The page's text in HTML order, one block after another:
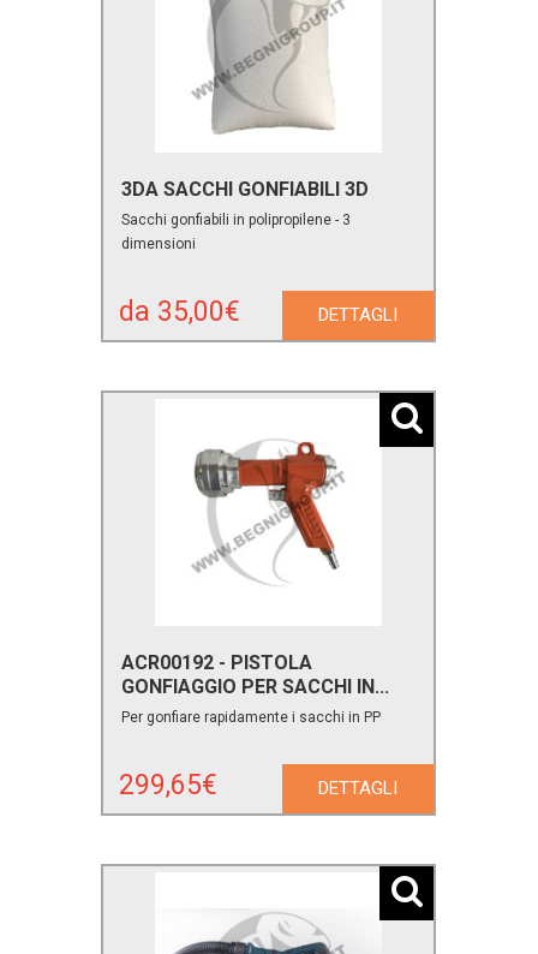
3DA SACCHI GONFIABILI 3D
Sacchi gonfiabili in polipropilene - 3
dimensioni
da 35,00€ DETTAGLI
ACR00192 - PISTOLA
GONFIAGGIO PER SACCHI IN...
Per gonfiare rapidamente i sacchi in PP
299,65€ DETTAGLI